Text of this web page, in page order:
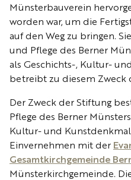
Münsterbauverein
worden war, um die
auf den Weg zu bringen.
und Pflege des Berner
als Geschichts-, Kultur-
betreibt zu diesem Zweck
Der Zweck der Stiftung
Pflege des Berner
Kultur- und
Einvernehmen mit der
Gesamtkirchgemeinde
Münsterkirchgemeinde.